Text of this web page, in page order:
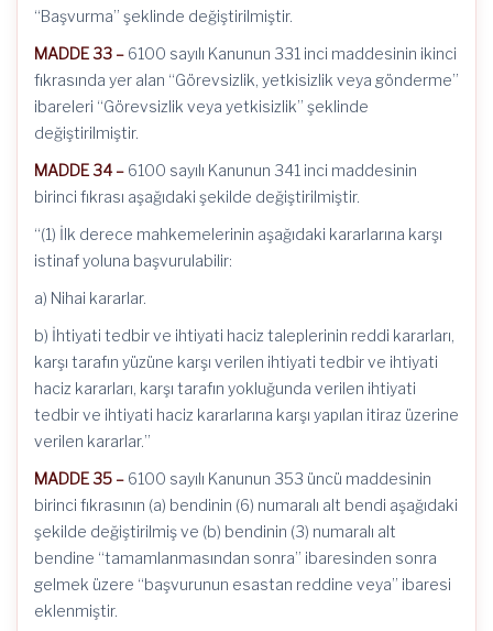
“Başvurma” şeklinde değiştirilmiştir.
MADDE 33 – 6100 sayılı Kanunun 331 inci maddesinin ikinci
fıkrasında yer alan “Görevsizlik, yetkisizlik veya gönderme”
ibareleri “Görevsizlik veya yetkisizlik” şeklinde
değiştirilmiştir.
MADDE 34 – 6100 sayılı Kanunun 341 inci maddesinin
birinci fıkrası aşağıdaki şekilde değiştirilmiştir.
“(1) İlk derece mahkemelerinin aşağıdaki kararlarına karşı
istinaf yoluna başvurulabilir:
a) Nihai kararlar.
b) İhtiyati tedbir ve ihtiyati haciz taleplerinin reddi kararları,
karşı tarafın yüzüne karşı verilen ihtiyati tedbir ve ihtiyati
haciz kararları, karşı tarafın yokluğunda verilen ihtiyati
tedbir ve ihtiyati haciz kararlarına karşı yapılan itiraz üzerine
verilen kararlar.”
MADDE 35 – 6100 sayılı Kanunun 353 üncü maddesinin
birinci fıkrasının (a) bendinin (6) numaralı alt bendi aşağıdaki
şekilde değiştirilmiş ve (b) bendinin (3) numaralı alt
bendine “tamamlanmasından sonra” ibaresinden sonra
gelmek üzere “başvurunun esastan reddine veya” ibaresi
eklenmiştir.